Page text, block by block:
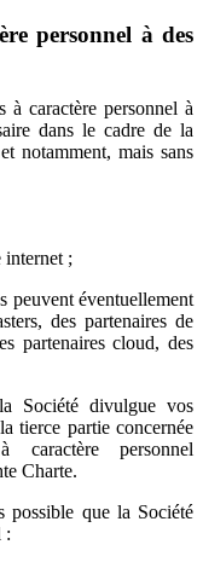
personnel à des
caractère personnel à
dans le cadre de la
notamment, mais sans
internet ;
peuvent éventuellement
des partenaires de
partenaires cloud, des
Société divulgue vos
tierce partie concernée
personnel
Charte.
possible que la Société
: